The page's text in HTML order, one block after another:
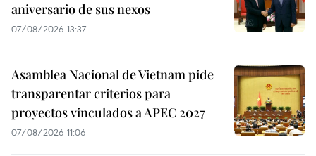
aniversario de sus nexos
07/08/2026 13:37
Asamblea Nacional de Vietnam pide
transparentar criterios para
proyectos vinculados a APEC 2027
07/08/2026 11:06